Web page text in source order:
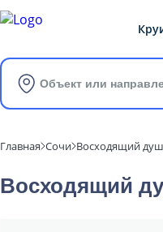
Объект или
Главная Сочи Восходящий душ
Восходящий